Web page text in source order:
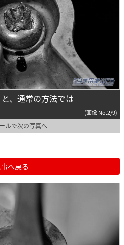
、通常の方法では
(画像 No.2/9)
ルで次の写真へ
へ戻る